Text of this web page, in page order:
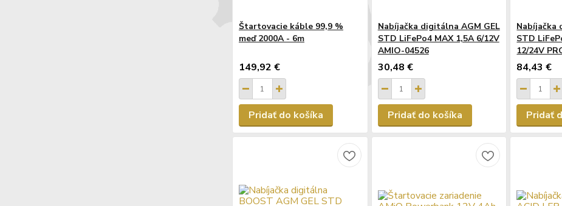
Štartovacie káble 99,9 %
meď 2000A - 6m
149,92 €
Pridať do košíka
Nabíjačka digitálna AGM GEL
STD LiFePo4 MAX 1,5A 6/12V
AMIO-04526
30,48 €
Pridať do košíka
Nabíjačka
STD
12/24V
84,43 €
Pridať